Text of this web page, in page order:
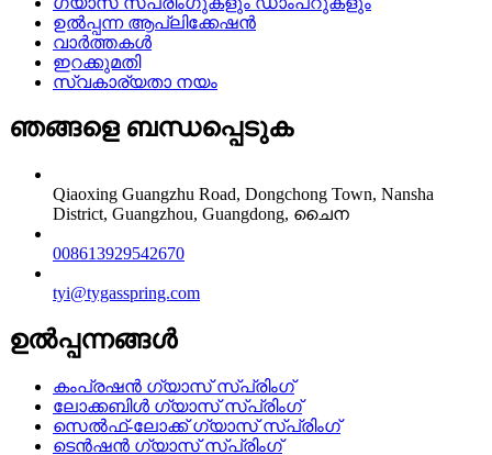
ഉൽപ്പന്ന ആപ്ലിക്കേഷൻ
വാർത്തകൾ
ഇറക്കുമതി
സ്വകാര്യതാ നയം
ഞങ്ങളെ ബന്ധപ്പെടുക
Qiaoxing Guangzhu Road, Dongchong Town, Nansha
District, Guangzhou, Guangdong, ചൈന
008613929542670
tyi@tygasspring.com
ഉൽപ്പന്നങ്ങൾ
കംപ്രഷൻ ഗ്യാസ് സ്പ്രിംഗ്
ലോക്കബിൾ ഗ്യാസ് സ്പ്രിംഗ്
സെൽഫ്-ലോക്ക് ഗ്യാസ് സ്പ്രിംഗ്
ടെൻഷൻ ഗ്യാസ് സ്പ്രിംഗ്